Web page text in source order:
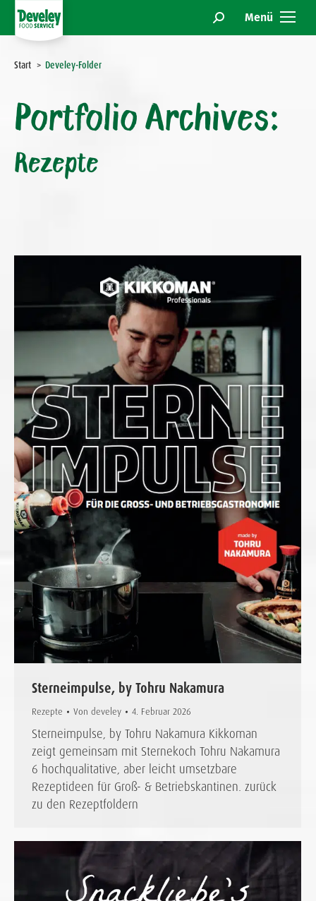
Menü
Search:
Portfolio Archives:
Rezepte
Sie befinden sich hier:
Start Develey-Folder
Sterneimpulse, by Tohru Nakamura
Rezepte Von develey 4. Februar 2026
Sterneimpulse, by Tohru Nakamura Kikkoman
zeigt gemeinsam mit Sternekoch Tohru Nakamura
6 hochqualitative, aber leicht umsetzbare
Rezeptideen für Groß- & Betriebskantinen. zurück
zu den Rezeptfoldern